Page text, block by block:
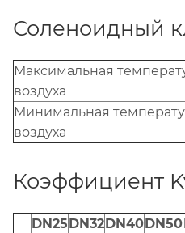
Соленоидный
Максимальная
воздуха
Минимальная
воздуха
Коэффициент
DN25 DN32 DN40 DN50